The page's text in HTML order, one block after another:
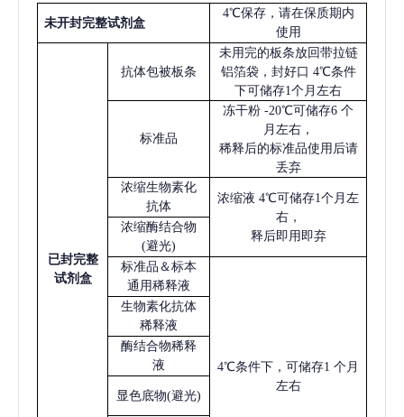
未开封完整试剂盒
4℃保存，请在保质期内
使用
已封完整
试剂盒
抗体包被板条
未用完的板条放回带拉链
铝箔袋，封好口 4℃条件
下可储存1个月左右
标准品
冻干粉 -20℃可储存6 个
月左右，
稀释后的标准品使用后请
丢弃
浓缩生物素化
抗体
浓缩液 4℃可储存1个月左
右，
释后即用即弃
浓缩酶结合物
(避光)
标准品＆标本
通用稀释液
4℃条件下，可储存1 个月
左右
生物素化抗体
稀释液
酶结合物稀释
液
显色底物(避光)